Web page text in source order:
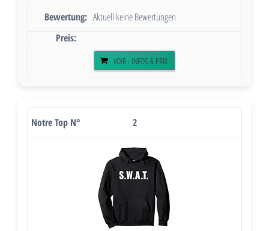
Aktuell keine Bewertungen
VOIR : INFOS & PRIX
2